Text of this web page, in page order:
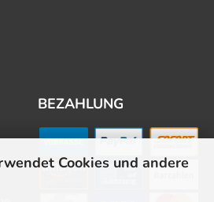
Cookies und andere
BEZAHLUNG